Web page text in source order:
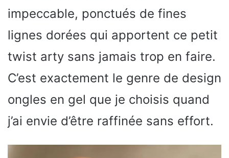
impeccable, ponctués de fines
lignes dorées qui apportent ce petit
twist arty sans jamais trop en faire.
C’est exactement le genre de design
ongles en gel que je choisis quand
j’ai envie d’être raffinée sans effort.